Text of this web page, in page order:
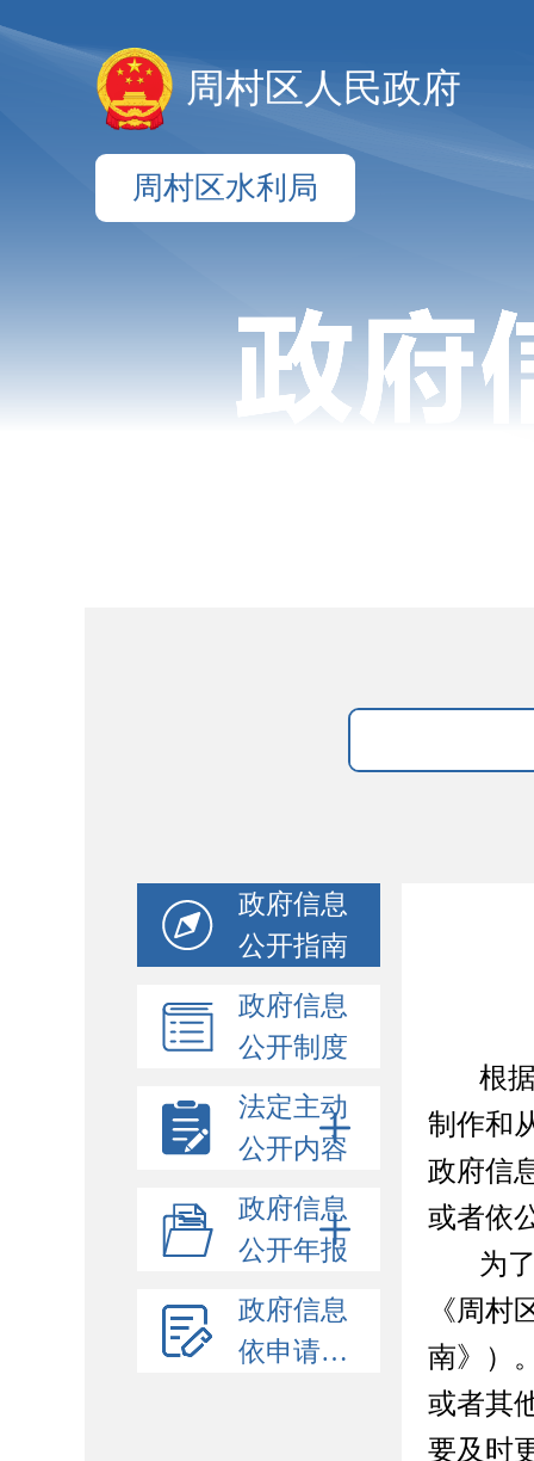
周村区人民政府
周村区水利局
政府信息
公开指南
政府信息
公开制度
法定主动
公开内容
政府信息
公开年报
政府信息
依申请公开
根
制作和
政府信
或者依
为
《周
南》）
或者其
要及时